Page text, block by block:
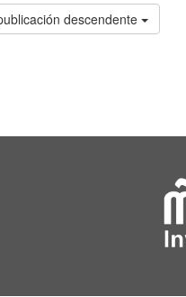
descendente